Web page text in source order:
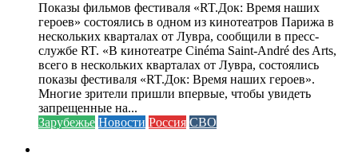
Показы фильмов фестиваля «RT.Док: Время наших
героев» состоялись в одном из кинотеатров Парижа в
нескольких кварталах от Лувра, сообщили в пресс-
службе RT. «В кинотеатре Cinéma Saint-André des Arts,
всего в нескольких кварталах от Лувра, состоялись
показы фестиваля «RT.Док: Время наших героев».
Многие зрители пришли впервые, чтобы увидеть
запрещенные на...
Зарубежье Новости Россия СВО